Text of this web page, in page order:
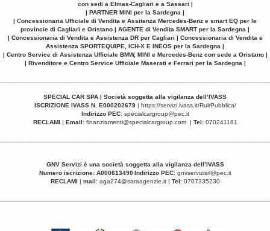
con sedi a Elmas-Cagliari e a Sassari |
| PARTNER MINI per la Sardegna |
| Concessionaria Ufficiale di Vendita e Assitenza Mercedes-Benz e smart EQ per le
provincie di Cagliari e Oristano | AGENTE di Vendita SMART per la Sardegna |
| Concessionaria di Vendita e Assistenza DR per Cagliari | Concessionaria di Vendita e
Assistenza SPORTEQUIPE, ICH-X E INEOS per la Sardegna |
| Centro Service di Assistenza Ufficiale BMW, MINI e Mercedes-Benz con sede a Oristano |
| Rivenditore e Centro Service Ufficiale Maserati e Ferrari per la Sardegna |
SPECIAL CAR SPA | Società soggetta alla vigilanza dell’IVASS
ISCRIZIONE IVASS N. E000202679|
https://servizi.ivass.it/RuirPubblica/
Indirizzo PEC: specialcargroup@pec.it
RECLAMI
Email : finanziamenti@specialcargroup.com| Tel : 070241181
GNV Servizi è una società soggetta alla vigilanza dell’IVASS
Numero iscrizione: A000613490 Indirizzo PEC: gnvservizisrl@pec.it
RECLAMI
mail : aga274@saraagenzie.it| Tel : 0707335230